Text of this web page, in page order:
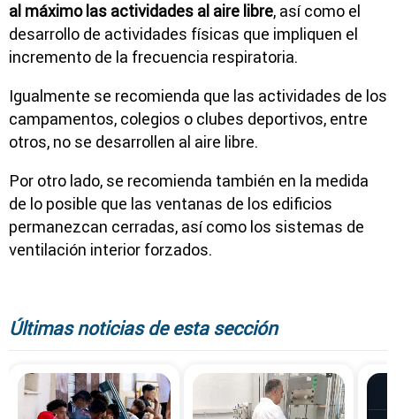
al máximo las actividades al aire libre, así como el
desarrollo de actividades físicas que impliquen el
incremento de la frecuencia respiratoria.
Igualmente se recomienda que las actividades de los
campamentos, colegios o clubes deportivos, entre
otros, no se desarrollen al aire libre.
Por otro lado, se recomienda también en la medida
de lo posible que las ventanas de los edificios
permanezcan cerradas, así como los sistemas de
ventilación interior forzados.
Últimas noticias de esta sección